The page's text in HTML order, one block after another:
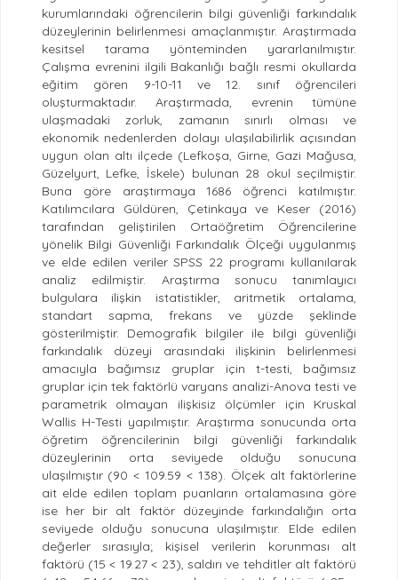
kurumlarındaki öğrencilerin bilgi güvenliği farkındalık
düzeylerinin belirlenmesi amaçlanmıştır. Araştırmada
kesitsel tarama yönteminden yararlanılmıştır.
Çalışma evrenini ilgili Bakanlığı bağlı resmi okullarda
eğitim gören 9-10-11 ve 12. sınıf öğrencileri
oluşturmaktadır. Araştırmada, evrenin tümüne
ulaşmadaki zorluk, zamanın sınırlı olması ve
ekonomik nedenlerden dolayı ulaşılabilirlik açısından
uygun olan altı ilçede (Lefkoşa, Girne, Gazi Mağusa,
Güzelyurt, Lefke, İskele) bulunan 28 okul seçilmiştir.
Buna göre araştırmaya 1686 öğrenci katılmıştır.
Katılımcılara Güldüren, Çetinkaya ve Keser (2016)
tarafından geliştirilen Ortaöğretim Öğrencilerine
yönelik Bilgi Güvenliği Farkındalık Ölçeği uygulanmış
ve elde edilen veriler SPSS 22 programı kullanılarak
analiz edilmiştir. Araştırma sonucu tanımlayıcı
bulgulara ilişkin istatistikler, aritmetik ortalama,
standart sapma, frekans ve yüzde şeklinde
gösterilmiştir. Demografik bilgiler ile bilgi güvenliği
farkındalık düzeyi arasındaki ilişkinin belirlenmesi
amacıyla bağımsız gruplar için t-testi, bağımsız
gruplar için tek faktörlü varyans analizi-Anova testi ve
parametrik olmayan ilişkisiz ölçümler için Kruskal
Wallis H-Testi yapılmıştır. Araştırma sonucunda orta
öğretim öğrencilerinin bilgi güvenliği farkındalık
düzeylerinin orta seviyede olduğu sonucuna
ulaşılmıştır (90 < 109.59 < 138). Ölçek alt faktörlerine
ait elde edilen toplam puanların ortalamasına göre
ise her bir alt faktör düzeyinde farkındalığın orta
seviyede olduğu sonucuna ulaşılmıştır. Elde edilen
değerler sırasıyla; kişisel verilerin korunması alt
faktörü (15 < 19.27 < 23), saldırı ve tehditler alt faktörü